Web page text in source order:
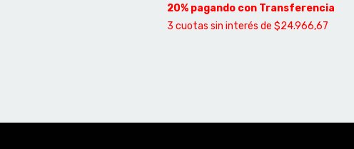
3 cuotas sin interés de $24.966,67